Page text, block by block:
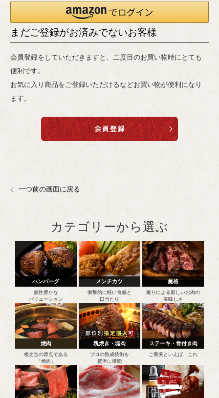
まだご登録がお済みでないお客様
会員登録をしていただきますと、二度目のお買い物時にとても
便利です。
お気に入り商品をご登録いただけるなどお買い物が便利になり
ます。
一つ前の画面に戻る
カテゴリーから選ぶ
ハンバーグ
個性豊かな
バリエーション
メンチカツ
衝撃的に軽い食感と
口当たり
薫格
薫りによる新しいお肉の
美味しさ
焼肉
格之進の原点である
「焼肉」
塊焼き・塊肉
プロの熟成技術を
贅沢に堪能
ステーキ・骨付き肉
ご褒美といえば、これ